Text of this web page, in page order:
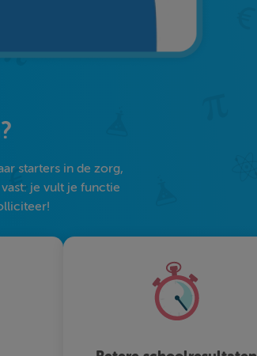
?
starters in de zorg,
je vult je functie